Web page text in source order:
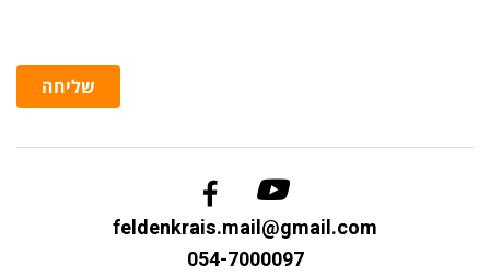
שליחה
feldenkrais.mail@gmail.com
054-7000097